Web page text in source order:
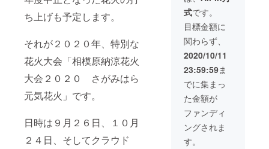
ち上げも予定します。
それが２０２０年、特別な
花火大会「相模原納涼花火
大会２０２０ さがみはら
元気花火」です。
日時は９月２６日、１０月
２４日、そしてクラウド
ん。
名/屋号/
団体名
の掲載
なども
可能で
す。
模原 太
郎（株
式会社
さがみ
はら元
気花
火） ※
でも結
構で
す。ま
た、事
業主の
方など
は氏名
の後ろ
の（）
内に社
名/屋号/
団体名
の掲載
なども
る商店
は１０
月中に
発表を
予定し
ており
ます。
※商品券
の使用
期限は
１２月
～１月
末日ま
で。 ※
●ホーム
ページ
への支
援者と
しての
名前の
記載
（サイ
ズ大）
●安心安
全な河
川敷＋
花火の
打ち上
式です。
目標金額に
関わらず、
2020/10/11
23:59:59ま
でに集まっ
た金額が
ファンディ
ングされま
す。